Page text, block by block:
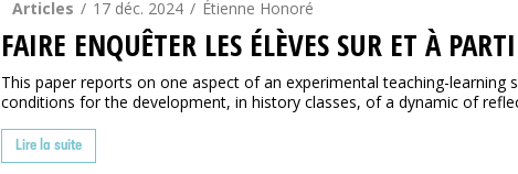
Articles 17 déc. 2024 Étienne Honoré
FAIRE ENQUÊTER LES ÉLÈVES SUR ET À
This paper reports on one aspect of an experimental teaching-
conditions for the development, in history classes, of a dynamic of
Lire la suite